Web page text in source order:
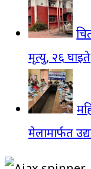
मृत्यु, २६ घाइते
मेलामार्फत